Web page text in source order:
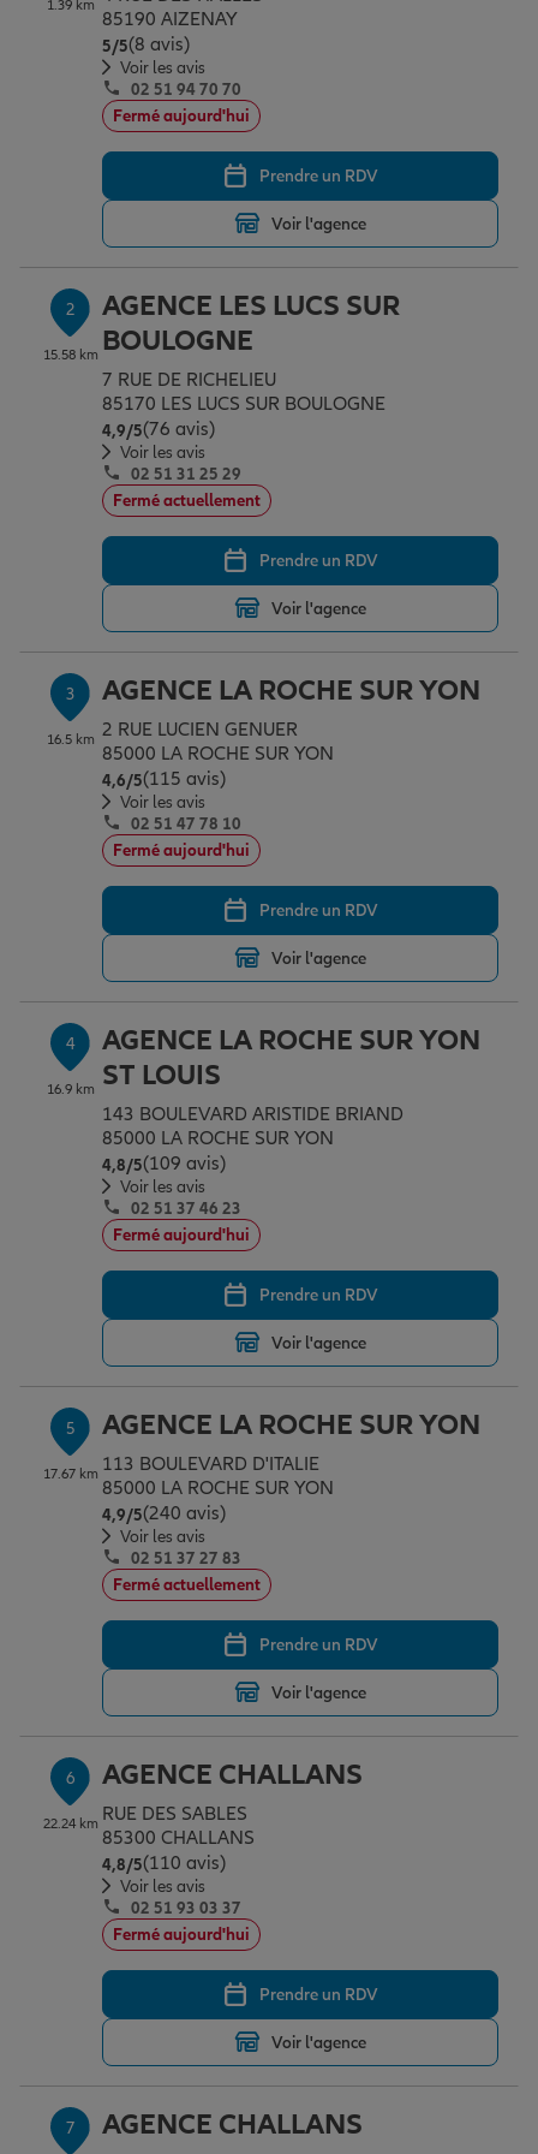
Assurance emprunteur
Prévoyance et dépendance
Assurance animal de compagnie
Protection de la famille
Protection juridique
Épargne & retraite
Plan épargne retraite
Assurance vie
Placements financiers
Investissements immobiliers
Transmission
Vos projets
Partir en vacances
Déménager
Changer de voiture
Départ à la retraite
Préparer l’avenir
Conseil assurance
Outre-mer
Assurance auto
Assurance habitation
Le Pack Famille
Garantie des accidents de la vie
Assurance scolaire
Protection juridique
Tous nos devis d'assurance
Professionnels
Allianz en France
1.39 km
85190 AIZENAY
5/5Note de 5 sur 5
(8 avis)
Voir les avis
02 51 94 70 70
Fermé aujourd'hui
Prendre un RDV
Voir l'agence
2
15.58 km
AGENCE LES LUCS SUR
BOULOGNE
7 RUE DE RICHELIEU
85170 LES LUCS SUR BOULOGNE
4,9/5Note de 4.9 sur 5
(76 avis)
Voir les avis
02 51 31 25 29
Fermé actuellement
Prendre un RDV
Voir l'agence
3
16.5 km
AGENCE LA ROCHE SUR YON
2 RUE LUCIEN GENUER
85000 LA ROCHE SUR YON
4,6/5Note de 4.6 sur 5
(115 avis)
Voir les avis
02 51 47 78 10
Fermé aujourd'hui
Prendre un RDV
Voir l'agence
4
16.9 km
AGENCE LA ROCHE SUR YON
ST LOUIS
143 BOULEVARD ARISTIDE BRIAND
85000 LA ROCHE SUR YON
4,8/5Note de 4.8 sur 5
(109 avis)
Voir les avis
02 51 37 46 23
Fermé aujourd'hui
Prendre un RDV
Voir l'agence
5
17.67 km
AGENCE LA ROCHE SUR YON
113 BOULEVARD D'ITALIE
85000 LA ROCHE SUR YON
4,9/5Note de 4.9 sur 5
(240 avis)
Voir les avis
02 51 37 27 83
Fermé actuellement
Prendre un RDV
Voir l'agence
6
22.24 km
AGENCE CHALLANS
RUE DES SABLES
85300 CHALLANS
4,8/5Note de 4.8 sur 5
(110 avis)
Voir les avis
02 51 93 03 37
Fermé aujourd'hui
Prendre un RDV
Voir l'agence
7 AGENCE CHALLANS